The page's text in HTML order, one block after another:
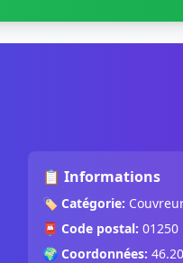
📋 Informations
🏷️ Catégorie:
📮 Code postal: 01250
🌍 Coordonnées: